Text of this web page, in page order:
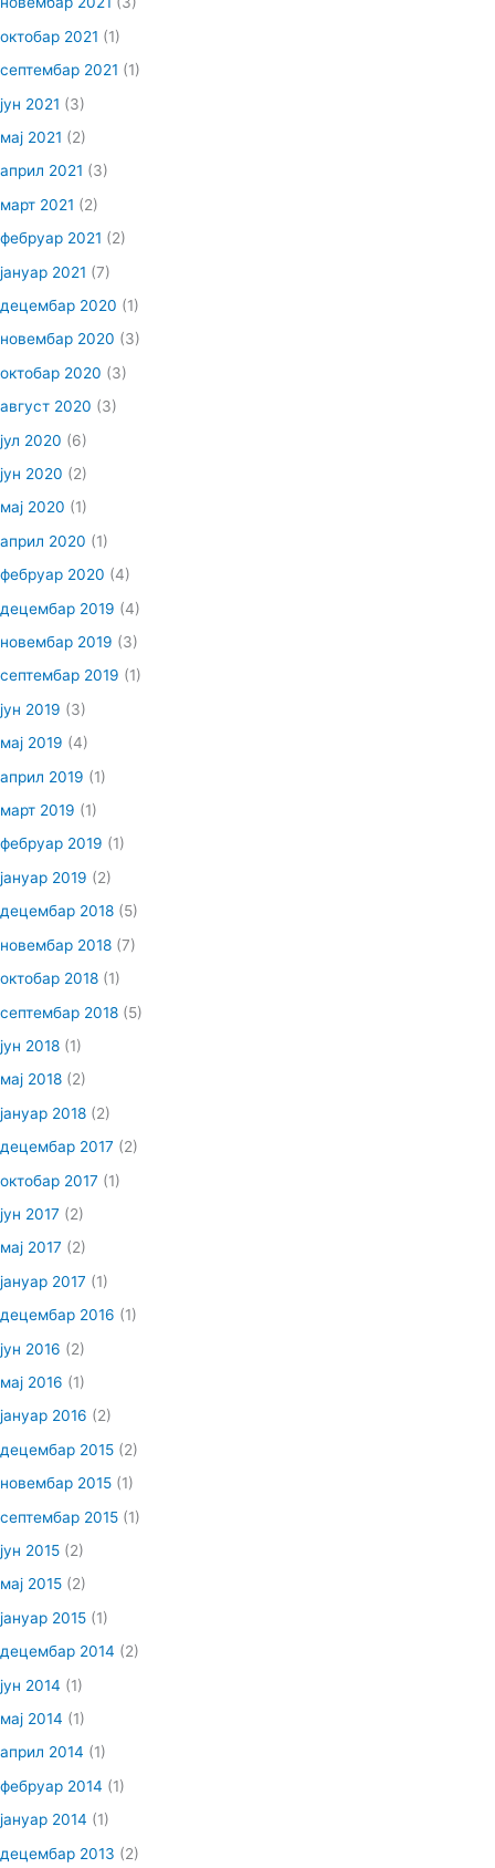
октобар 2021 (1)
септембар 2021 (1)
јун 2021 (3)
мај 2021 (2)
април 2021 (3)
март 2021 (2)
фебруар 2021 (2)
јануар 2021 (7)
децембар 2020 (1)
новембар 2020 (3)
октобар 2020 (3)
август 2020 (3)
јул 2020 (6)
јун 2020 (2)
мај 2020 (1)
април 2020 (1)
фебруар 2020 (4)
децембар 2019 (4)
новембар 2019 (3)
септембар 2019 (1)
јун 2019 (3)
мај 2019 (4)
април 2019 (1)
март 2019 (1)
фебруар 2019 (1)
јануар 2019 (2)
децембар 2018 (5)
новембар 2018 (7)
октобар 2018 (1)
септембар 2018 (5)
јун 2018 (1)
мај 2018 (2)
јануар 2018 (2)
децембар 2017 (2)
октобар 2017 (1)
јун 2017 (2)
мај 2017 (2)
јануар 2017 (1)
децембар 2016 (1)
јун 2016 (2)
мај 2016 (1)
јануар 2016 (2)
децембар 2015 (2)
новембар 2015 (1)
септембар 2015 (1)
јун 2015 (2)
мај 2015 (2)
јануар 2015 (1)
децембар 2014 (2)
јун 2014 (1)
мај 2014 (1)
април 2014 (1)
фебруар 2014 (1)
јануар 2014 (1)
децембар 2013 (2)